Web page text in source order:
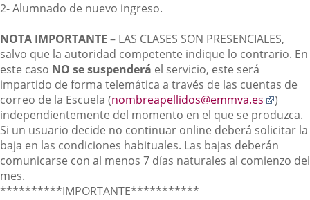
2- Alumnado de nuevo ingreso.
NOTA IMPORTANTE – LAS CLASES SON PRESENCIALES,
salvo que la autoridad competente indique lo contrario. En
este caso NO se suspenderá el servicio, este será
impartido de forma telemática a través de las cuentas de
correo de la Escuela (nombreapellidos@emmva.es
Enlace
a
una
)
independientemente del momento en el que se produzca.
Si un usuario decide no continuar online deberá solicitar la
baja en las condiciones habituales. Las bajas deberán
comunicarse con al menos 7 días naturales al comienzo del
mes.
**********IMPORTANTE***********